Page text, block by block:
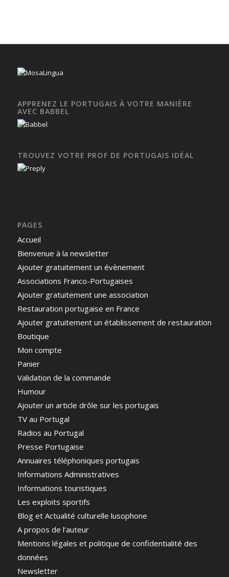
APPRENEZ LE PORTUGAIS À VOTRE MANIÈRE
AVEC BABBEL
TROUVEZ VOTRE PROF DE PORTUGAIS IDÉAL
PAGES
Accueil
Bienvenue à la newsletter
Ajouter gratuitement un évènement
Associations Franco-Portugaises
Ajouter gratuitement une association
Restauration portugaise en France
Ajouter gratuitement un établissement de restauration
Boutique
Mon compte
Panier
Validation de la commande
Humour
Ajouter un article drôle sur les portugais
TV au Portugal
Radios au Portugal
Presse Portugaise
Annuaires téléphoniques portugais
Informations Administratives
Informations touristiques
Les exploits sportifs
Blog et Actualité culturelle lusophone
A propos de l’auteur
Mentions légales et politique de confidentialité des
données
Newsletter